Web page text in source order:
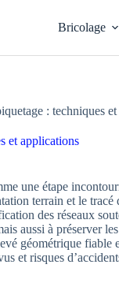
Bricolage
: techniques
et applications
une étape
terrain et le
des réseaux
aussi à préserver
géométrique
et risques